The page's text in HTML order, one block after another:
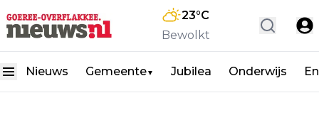
23°C
Bewolkt
Nieuws Gemeente▼ Jubilea Onderwijs